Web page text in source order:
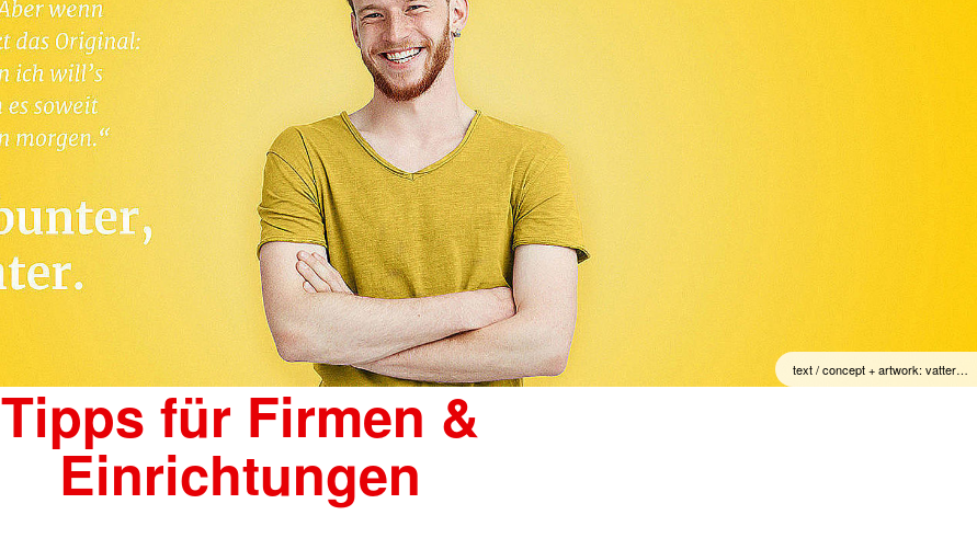
text / concept + artwork: vatter…
Tipps für Firmen &
Einrichtungen